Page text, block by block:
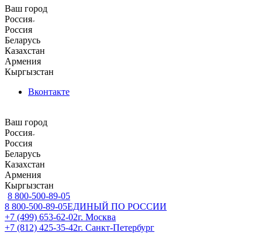
Ваш город
Россия
Россия
Беларусь
Казахстан
Армения
Кыргызстан
Вконтакте
Ваш город
Россия
Россия
Беларусь
Казахстан
Армения
Кыргызстан
8 800-500-89-05
8 800-500-89-05ЕДИНЫЙ ПО РОССИИ
+7 (499) 653-62-02г. Москва
+7 (812) 425-35-42г. Санкт-Петербург